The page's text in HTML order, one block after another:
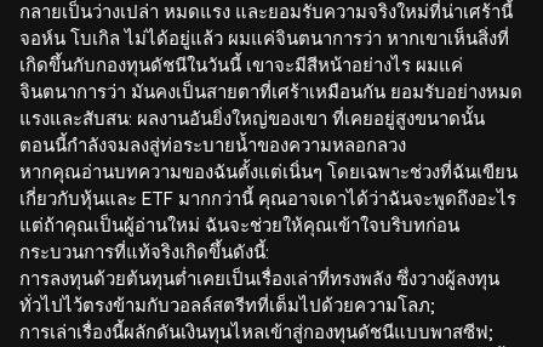
กลายเป็นว่างเปล่า หมดแรง และยอมรับความจริงใหม่ที่น่าเศร้านี้
จอห์น โบเกิล ไม่ได้อยู่แล้ว ผมแค่จินตนาการว่า หากเขาเห็นสิ่งที่
เกิดขึ้นกับกองทุนดัชนีในวันนี้ เขาจะมีสีหน้าอย่างไร ผมแค่
จินตนาการว่า มันคงเป็นสายตาที่เศร้าเหมือนกัน ยอมรับอย่างหมด
แรงและสับสน: ผลงานอันยิ่งใหญ่ของเขา ที่เคยอยู่สูงขนาดนั้น
ตอนนี้กำลังจมลงสู่ท่อระบายน้ำของความหลอกลวง
หากคุณอ่านบทความของฉันตั้งแต่เนิ่นๆ โดยเฉพาะช่วงที่ฉันเขียน
เกี่ยวกับหุ้นและ ETF มากกว่านี้ คุณอาจเดาได้ว่าฉันจะพูดถึงอะไร
แต่ถ้าคุณเป็นผู้อ่านใหม่ ฉันจะช่วยให้คุณเข้าใจบริบทก่อน
กระบวนการที่แท้จริงเกิดขึ้นดังนี้:
การลงทุนด้วยต้นทุนต่ำเคยเป็นเรื่องเล่าที่ทรงพลัง ซึ่งวางผู้ลงทุน
ทั่วไปไว้ตรงข้ามกับวอลล์สตรีทที่เต็มไปด้วยความโลภ;
การเล่าเรื่องนี้ผลักดันเงินทุนไหลเข้าสู่กองทุนดัชนีแบบพาสซีฟ;